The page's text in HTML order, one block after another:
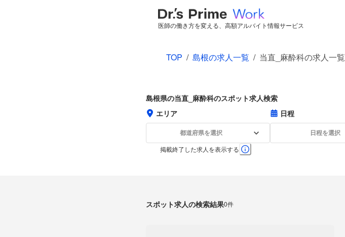
医師の働き方を変える、高額アルバイト情報サービス
TOP / 島根の求人一覧 / 当直_麻酔科の求人一覧
島根県の当直_麻酔科のスポット求人検索
エリア
都道府県を選択
日程
日程を選択
掲載終了した求人を表示する
スポット求人の検索結果0件